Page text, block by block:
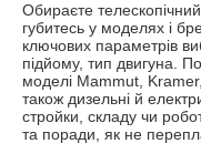
Обираєте
губитесь у моделях і
ключових параметрів
підйому, тип двигуна.
моделі Mammut,
також дизельні й
стройки, складу чи
та поради, як не